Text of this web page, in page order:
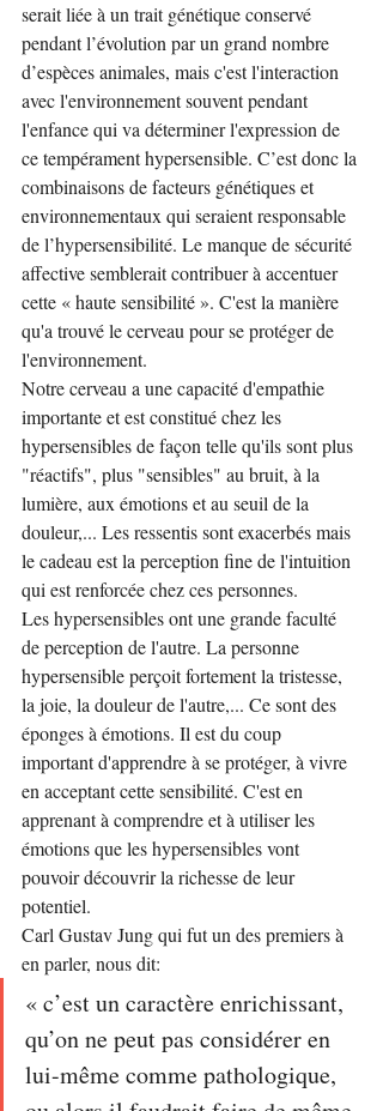
serait liée à un trait génétique conservé
pendant l’évolution par un grand nombre
d’espèces animales, mais c'est l'interaction
avec l'environnement souvent pendant
l'enfance qui va déterminer l'expression de
ce tempérament hypersensible. C’est donc la
combinaisons de facteurs génétiques et
environnementaux qui seraient responsable
de l’hypersensibilité. Le manque de sécurité
affective semblerait contribuer à accentuer
cette « haute sensibilité ». C'est la manière
qu'a trouvé le cerveau pour se protéger de
l'environnement.
Notre cerveau a une capacité d'empathie
importante et est constitué chez les
hypersensibles de façon telle qu'ils sont plus
"réactifs", plus "sensibles" au bruit, à la
lumière, aux émotions et au seuil de la
douleur,... Les ressentis sont exacerbés mais
le cadeau est la perception fine de l'intuition
qui est renforcée chez ces personnes.
Les hypersensibles ont une grande faculté
de perception de l'autre. La personne
hypersensible perçoit fortement la tristesse,
la joie, la douleur de l'autre,... Ce sont des
éponges à émotions. Il est du coup
important d'apprendre à se protéger, à vivre
en acceptant cette sensibilité. C'est en
apprenant à comprendre et à utiliser les
émotions que les hypersensibles vont
pouvoir découvrir la richesse de leur
potentiel.
Carl Gustav Jung qui fut un des premiers à
en parler, nous dit:
« c’est un caractère enrichissant,
qu’on ne peut pas considérer en
lui-même comme pathologique,